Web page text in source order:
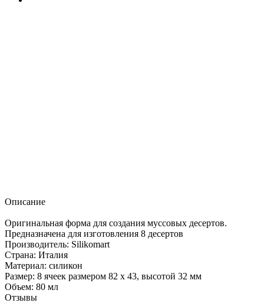
Описание
Оригинальная форма для создания муссовых десертов.
Предназначена для изготовления 8 десертов
Производитель: Silikomart
Страна: Италия
Материал: силикон
Размер: 8 ячеек размером 82 x 43, высотой 32 мм
Объем: 80 мл
Отзывы